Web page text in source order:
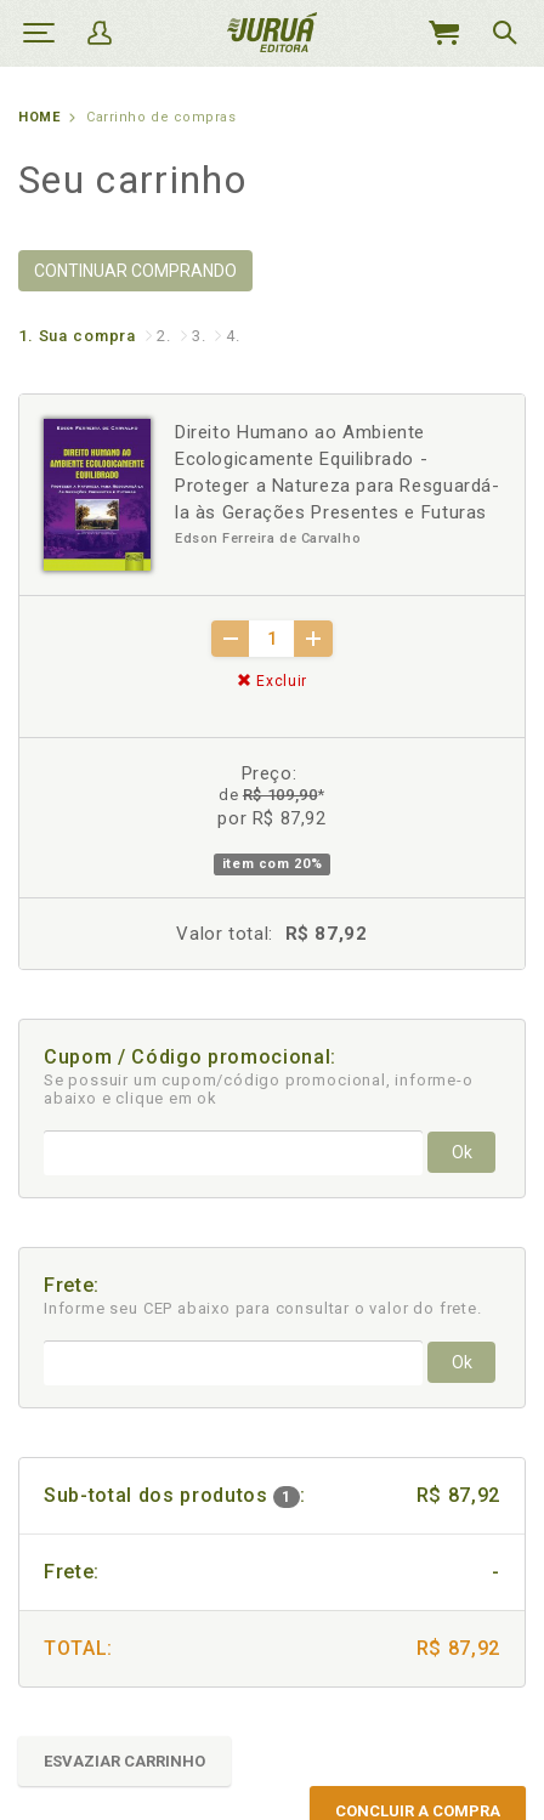
MEU
HOME Carrinho de compras
Seu carrinho
CONTINUAR COMPRANDO
1. Sua compra 2. 3. 4.
Direito Humano ao Ambiente
Ecologicamente Equilibrado -
Proteger a Natureza para Resguardá-
la às Gerações Presentes e Futuras
Edson Ferreira de Carvalho
Excluir
Preço:
deR$ 109,90*
por R$ 87,92
item com 20%
Valor total: R$ 87,92
Cupom / Código promocional:
Se possuir um cupom/código promocional, informe-o
abaixo e clique em ok
Ok
Frete:
Informe seu CEP abaixo para consultar o valor do frete.
Ok
Sub-total dos produtos 1 : R$ 87,92
Frete: -
TOTAL: R$ 87,92
ESVAZIAR CARRINHO
CONCLUIR A COMPRA